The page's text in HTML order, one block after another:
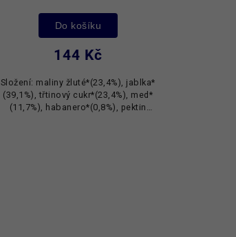
144 Kč
Do košíku
Složení: maliny žluté*(23,4%), jablka*
(39,1%), třtinový cukr*(23,4%), med*
(11,7%), habanero*(0,8%), pektin